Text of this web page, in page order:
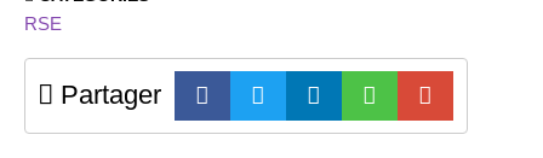
RSE
Partager